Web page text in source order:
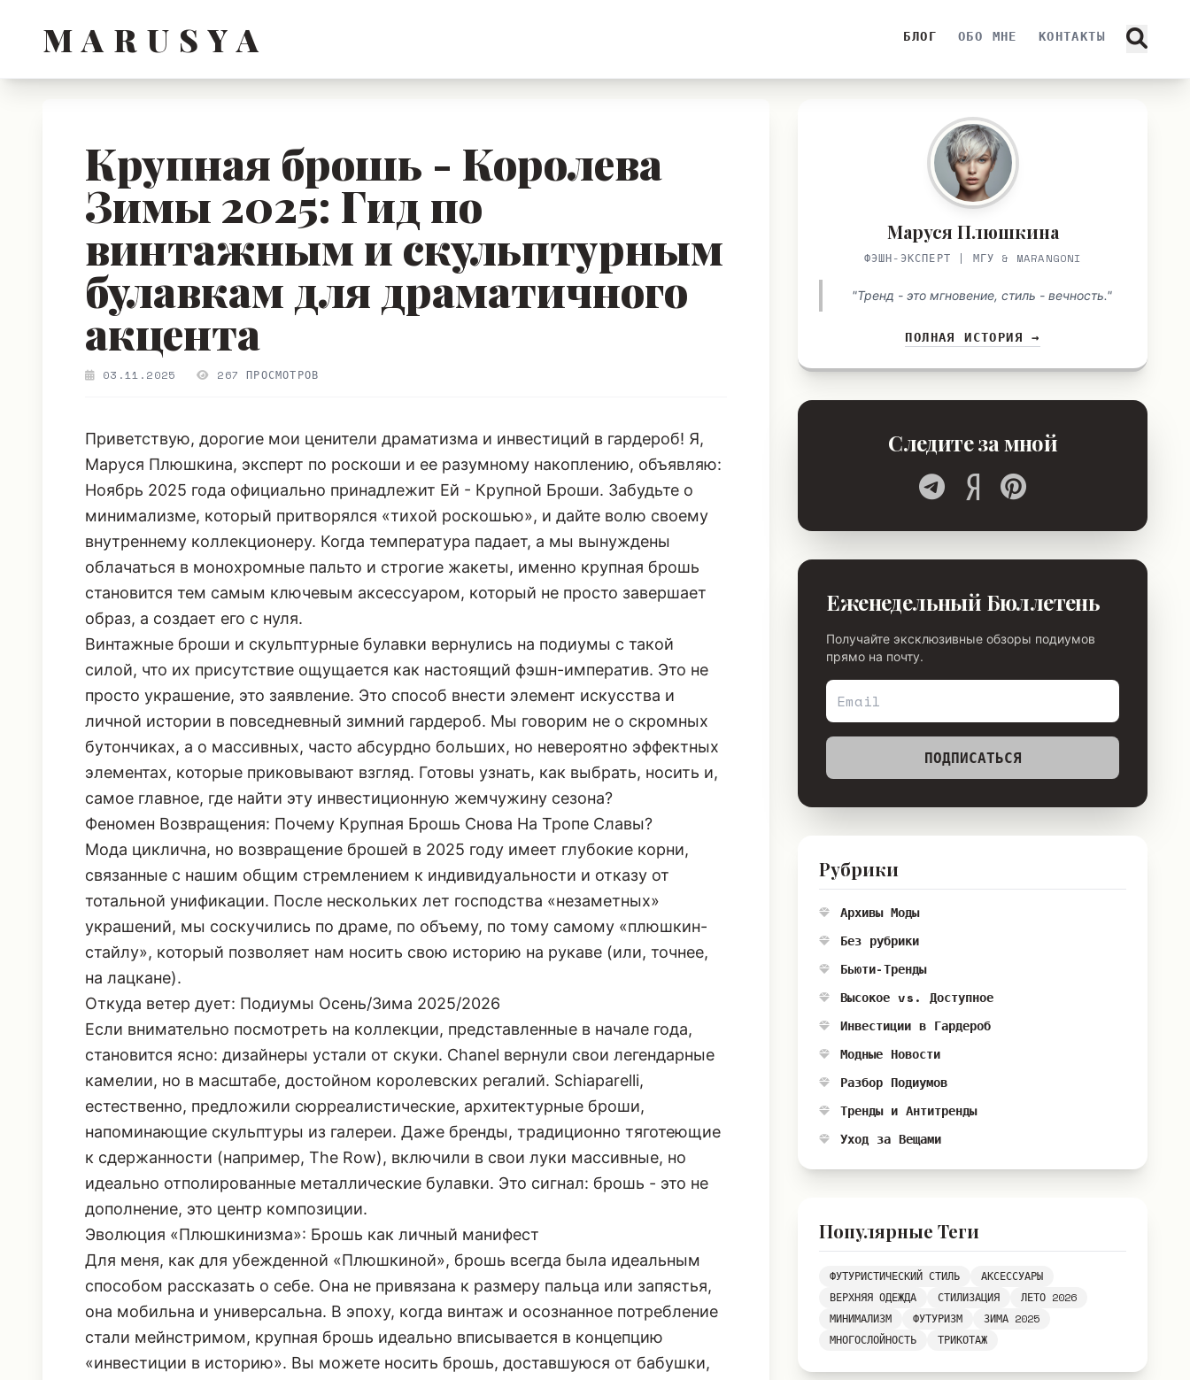
M A R U S Y A БЛОГ ОБО МНЕ КОНТАКТЫ
Крупная брошь - Королева
Зимы 2025: Гид по
винтажным и скульптурным
булавкам для драматичного
акцента
03.11.2025 267 ПРОСМОТРОВ
Приветствую, дорогие мои ценители драматизма и инвестиций в гардероб! Я,
Маруся Плюшкина, эксперт по роскоши и ее разумному накоплению, объявляю:
Ноябрь 2025 года официально принадлежит Ей - Крупной Броши. Забудьте о
минимализме, который притворялся «тихой роскошью», и дайте волю своему
внутреннему коллекционеру. Когда температура падает, а мы вынуждены
облачаться в монохромные пальто и строгие жакеты, именно крупная брошь
становится тем самым ключевым аксессуаром, который не просто завершает
образ, а создает его с нуля.
Винтажные броши и скульптурные булавки вернулись на подиумы с такой
силой, что их присутствие ощущается как настоящий фэшн-императив. Это не
просто украшение, это заявление. Это способ внести элемент искусства и
личной истории в повседневный зимний гардероб. Мы говорим не о скромных
бутончиках, а о массивных, часто абсурдно больших, но невероятно эффектных
элементах, которые приковывают взгляд. Готовы узнать, как выбрать, носить и,
самое главное, где найти эту инвестиционную жемчужину сезона?
Феномен Возвращения: Почему Крупная Брошь Снова На Тропе Славы?
Мода циклична, но возвращение брошей в 2025 году имеет глубокие корни,
связанные с нашим общим стремлением к индивидуальности и отказу от
тотальной унификации. После нескольких лет господства «незаметных»
украшений, мы соскучились по драме, по объему, по тому самому «плюшкин-
стайлу», который позволяет нам носить свою историю на рукаве (или, точнее,
на лацкане).
Откуда ветер дует: Подиумы Осень/Зима 2025/2026
Если внимательно посмотреть на коллекции, представленные в начале года,
становится ясно: дизайнеры устали от скуки. Chanel вернули свои легендарные
камелии, но в масштабе, достойном королевских регалий. Schiaparelli,
естественно, предложили сюрреалистические, архитектурные броши,
напоминающие скульптуры из галереи. Даже бренды, традиционно тяготеющие
к сдержанности (например, The Row), включили в свои луки массивные, но
идеально отполированные металлические булавки. Это сигнал: брошь - это не
дополнение, это центр композиции.
Эволюция «Плюшкинизма»: Брошь как личный манифест
Для меня, как для убежденной «Плюшкиной», брошь всегда была идеальным
способом рассказать о себе. Она не привязана к размеру пальца или запястья,
она мобильна и универсальна. В эпоху, когда винтаж и осознанное потребление
стали мейнстримом, крупная брошь идеально вписывается в концепцию
«инвестиции в историю». Вы можете носить брошь, доставшуюся от бабушки,
Маруся Плюшкина
ФЭШН-ЭКСПЕРТ | МГУ & MARANGONI
"Тренд - это мгновение, стиль - вечность."
ПОЛНАЯ ИСТОРИЯ →
Следите за мной
Еженедельный Бюллетень
Получайте эксклюзивные обзоры подиумов
прямо на почту.
ПОДПИСАТЬСЯ
Рубрики
Архивы Моды
Без рубрики
Бьюти-Тренды
Высокое vs. Доступное
Инвестиции в Гардероб
Модные Новости
Разбор Подиумов
Тренды и Антитренды
Уход за Вещами
Популярные Теги
ФУТУРИСТИЧЕСКИЙ СТИЛЬ
АКСЕССУАРЫ
ВЕРХНЯЯ ОДЕЖДА
СТИЛИЗАЦИЯ
ЛЕТО 2026
МИНИМАЛИЗМ
ФУТУРИЗМ
ЗИМА 2025
МНОГОСЛОЙНОСТЬ
ТРИКОТАЖ